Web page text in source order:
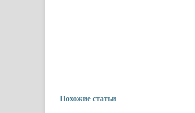
Похожие статьи